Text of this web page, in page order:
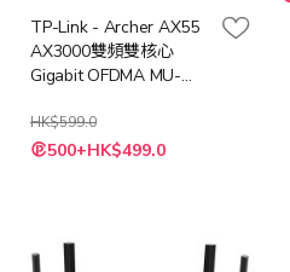
TP-Link - Archer AX55
AX3000雙頻雙核心
Gigabit OFDMA MU-
HK$599.0
特
殊 500+HK$499.0